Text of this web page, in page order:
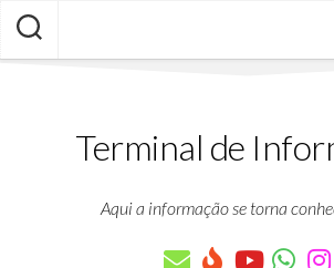
Skip
content
Terminal de
Aqui a informação se torna